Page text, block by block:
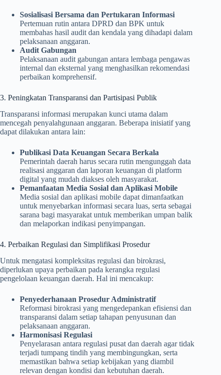
Sosialisasi Bersama dan Pertukaran Informasi
Pertemuan rutin antara DPRD dan BPK untuk
membahas hasil audit dan kendala yang dihadapi dalam
pelaksanaan anggaran.
Audit Gabungan
Pelaksanaan audit gabungan antara lembaga pengawas
internal dan eksternal yang menghasilkan rekomendasi
perbaikan komprehensif.
3. Peningkatan Transparansi dan Partisipasi Publik
Transparansi informasi merupakan kunci utama dalam
mencegah penyalahgunaan anggaran. Beberapa inisiatif yang
dapat dilakukan antara lain:
Publikasi Data Keuangan Secara Berkala
Pemerintah daerah harus secara rutin mengunggah data
realisasi anggaran dan laporan keuangan di platform
digital yang mudah diakses oleh masyarakat.
Pemanfaatan Media Sosial dan Aplikasi Mobile
Media sosial dan aplikasi mobile dapat dimanfaatkan
untuk menyebarkan informasi secara luas, serta sebagai
sarana bagi masyarakat untuk memberikan umpan balik
dan melaporkan indikasi penyimpangan.
4. Perbaikan Regulasi dan Simplifikasi Prosedur
Untuk mengatasi kompleksitas regulasi dan birokrasi,
diperlukan upaya perbaikan pada kerangka regulasi
pengelolaan keuangan daerah. Hal ini mencakup:
Penyederhanaan Prosedur Administratif
Reformasi birokrasi yang mengedepankan efisiensi dan
transparansi dalam setiap tahapan penyusunan dan
pelaksanaan anggaran.
Harmonisasi Regulasi
Penyelarasan antara regulasi pusat dan daerah agar tidak
terjadi tumpang tindih yang membingungkan, serta
memastikan bahwa setiap kebijakan yang diambil
relevan dengan kondisi dan kebutuhan daerah.